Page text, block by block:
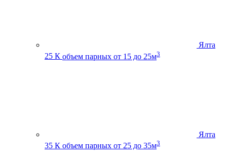
Ялта
25 К объем парных от 15 до 25м3
Ялта
35 К объем парных от 25 до 35м3